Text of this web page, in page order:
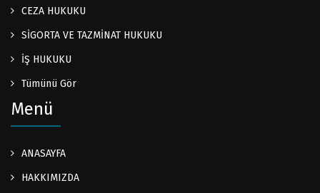
CEZA HUKUKU
SİGORTA VE TAZMİNAT HUKUKU
İŞ HUKUKU
Tümünü Gör
Menü
ANASAYFA
HAKKIMIZDA